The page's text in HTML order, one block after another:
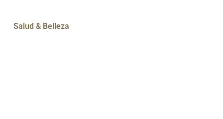
Salud & Belleza